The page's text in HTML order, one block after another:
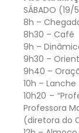
SÁBADO (19/
8h –
8h30 – Café
9h –
9h30 –
9h40 –
10h – Lanche
10h20 –
Professora
(diretora do